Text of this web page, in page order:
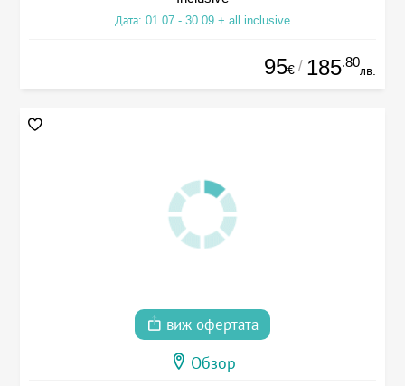
Дата: 01.07 - 30.09 + all inclusive
95€ / 185.80
лв.
виж офертата
Обзор